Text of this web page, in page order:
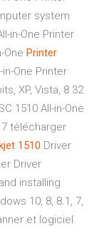
system
in-One Printer
One Printer
One Printer
XP, Vista, 8 32
1510 All-in-One
télécharger
1510 Driver
Driver
installing
10, 8, 8.1, 7,
et logiciel